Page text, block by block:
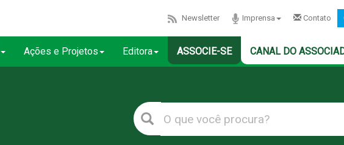
Newsletter Imprensa Contato
Ações e Projetos Editora ASSOCIE-SE CANAL DO